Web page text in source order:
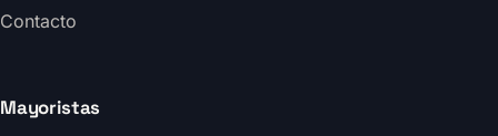
Contacto
Mayoristas